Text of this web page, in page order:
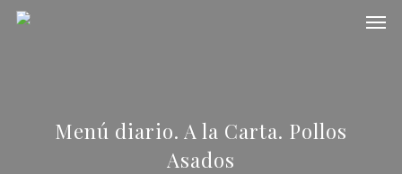
Skip
Menú diario. A la Carta. Pollos
Asados